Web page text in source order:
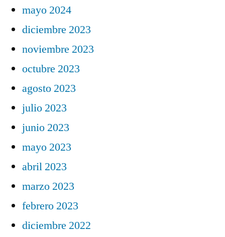
mayo 2024
diciembre 2023
noviembre 2023
octubre 2023
agosto 2023
julio 2023
junio 2023
mayo 2023
abril 2023
marzo 2023
febrero 2023
diciembre 2022